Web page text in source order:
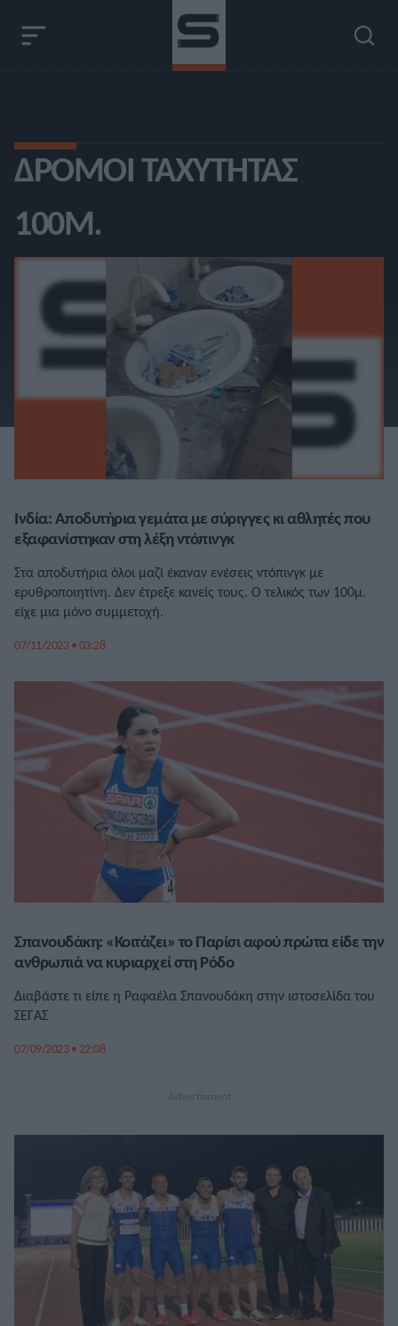
ΔΡΌΜΟΙ ΤΑΧΎΤΗΤΑΣ
100Μ.
Ινδία: Αποδυτήρια γεμάτα με σύριγγες κι αθλητές που
εξαφανίστηκαν στη λέξη ντόπινγκ
Στα αποδυτήρια όλοι μαζί έκαναν ενέσεις ντόπινγκ με
ερυθροποιητίνη. Δεν έτρεξε κανείς τους. Ο τελικός των 100μ.
είχε μια μόνο συμμετοχή.
07/11/2023 • 03:28
Σπανουδάκη: «Κοιτάζει» το Παρίσι αφού πρώτα είδε την
ανθρωπιά να κυριαρχεί στη Ρόδο
Διαβάστε τι είπε η Ραφαέλα Σπανουδάκη στην ιστοσελίδα του
ΣΕΓΑΣ
07/09/2023 • 22:08